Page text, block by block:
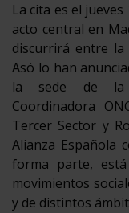
La cita es el
acto central en
discurrirá entre la
Asó lo han
la sede de la
Coordinadora
Tercer Sector y
Alianza Española
forma parte,
movimientos
y de distintos